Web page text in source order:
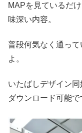
MAPを見ているだ
味深い内容。
普段何気なく通っ
よ。
いたばしデザイン
ダウンロード可能で